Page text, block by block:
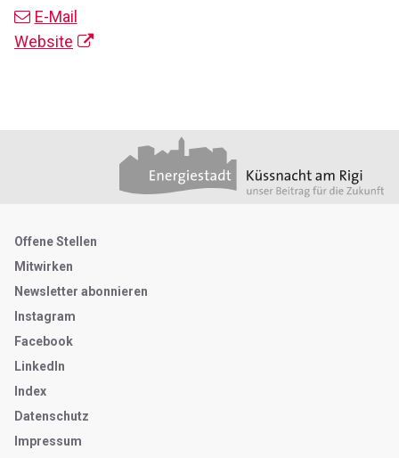
E-Mail
Website
Metanavigation
Offene Stellen
Mitwirken
Newsletter abonnieren
Instagram
Facebook
LinkedIn
Index
Datenschutz
Impressum